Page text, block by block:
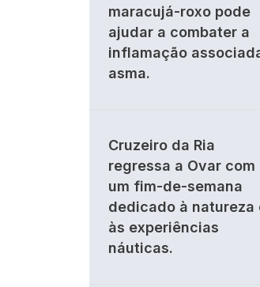
maracujá-roxo pode
ajudar a combater a
inflamação
asma.
Cruzeiro da Ria
regressa a Ovar com
um fim-de-semana
dedicado à natureza
às experiências
náuticas.